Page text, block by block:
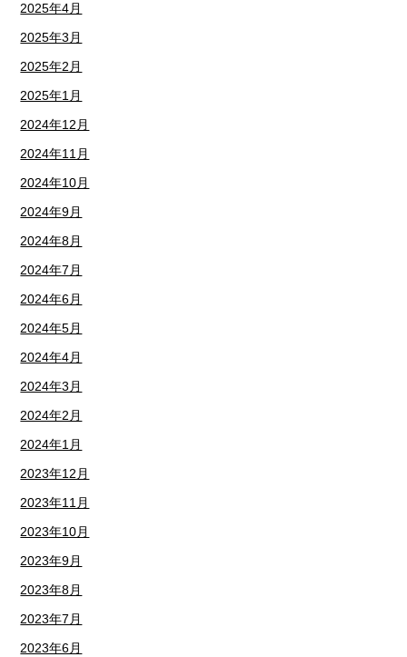
2025年4月
2025年3月
2025年2月
2025年1月
2024年12月
2024年11月
2024年10月
2024年9月
2024年8月
2024年7月
2024年6月
2024年5月
2024年4月
2024年3月
2024年2月
2024年1月
2023年12月
2023年11月
2023年10月
2023年9月
2023年8月
2023年7月
2023年6月